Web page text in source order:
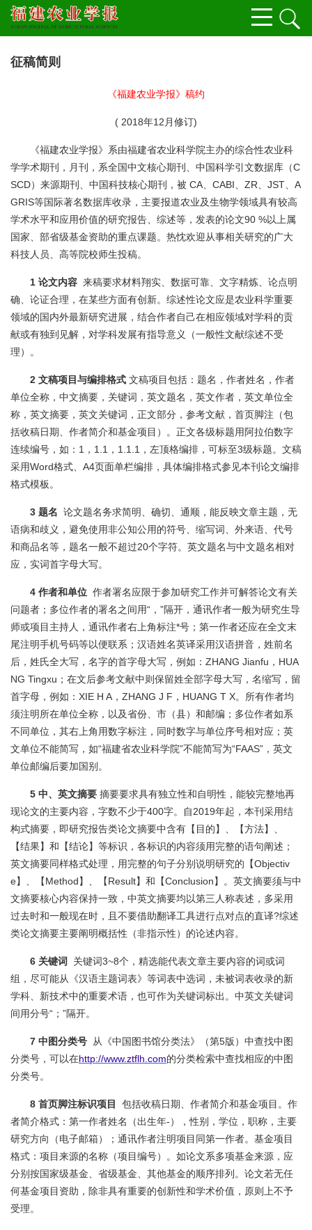
征稿简则
《福建农业学报》稿约
( 2018年12月修订)
《福建农业学报》系由福建省农业科学院主办的综合性农业科
学学术期刊，月刊，系全国中文核心期刊、中国科学引文数据库（C
SCD）来源期刊、中国科技核心期刊，被 CA、CABI、ZR、JST、A
GRIS等国际著名数据库收录，主要报道农业及生物学领域具有较高
学术水平和应用价值的研究报告、综述等，发表的论文90 %以上属
国家、部省级基金资助的重点课题。热忱欢迎从事相关研究的广大
科技人员、高等院校师生投稿。
1 论文内容 来稿要求材料翔实、数据可靠、文字精炼、论点明
确、论证合理，在某些方面有创新。综述性论文应是农业科学重要
领域的国内外最新研究进展，结合作者自己在相应领域对学科的贡
献或有独到见解，对学科发展有指导意义（一般性文献综述不受
理）。
2 文稿项目与编排格式 文稿项目包括：题名，作者姓名，作者
单位全称，中文摘要，关键词，英文题名，英文作者，英文单位全
称，英文摘要，英文关键词，正文部分，参考文献，首页脚注（包
括收稿日期、作者简介和基金项目）。正文各级标题用阿拉伯数字
连续编号，如：1，1.1，1.1.1，左顶格编排，可标至3级标题。文稿
采用Word格式、A4页面单栏编排，具体编排格式参见本刊论文编排
格式模板。
3 题名 论文题名务求简明、确切、通顺，能反映文章主题，无
语病和歧义，避免使用非公知公用的符号、缩写词、外来语、代号
和商品名等，题名一般不超过20个字符。英文题名与中文题名相对
应，实词首字母大写。
4 作者和单位 作者署名应限于参加研究工作并可解答论文有关
问题者；多位作者的署名之间用“，”隔开，通讯作者一般为研究生导
师或项目主持人，通讯作者右上角标注*号；第一作者还应在全文末
尾注明手机号码等以便联系；汉语姓名英译采用汉语拼音，姓前名
后，姓氏全大写，名字的首字母大写，例如：ZHANG Jianfu，HUA
NG Tingxu；在文后参考文献中则保留姓全部字母大写，名缩写，留
首字母，例如：XIE H A，ZHANG J F，HUANG T X。所有作者均
须注明所在单位全称，以及省份、市（县）和邮编；多位作者如系
不同单位，其右上角用数字标注，同时数字与单位序号相对应；英
文单位不能简写，如“福建省农业科学院”不能简写为“FAAS”，英文
单位邮编后要加国别。
5 中、英文摘要 摘要要求具有独立性和自明性，能较完整地再
现论文的主要内容，字数不少于400字。自2019年起，本刊采用结
构式摘要，即研究报告类论文摘要中含有【目的】、【方法】、
【结果】和【结论】等标识，各标识的内容须用完整的语句阐述；
英文摘要同样格式处理，用完整的句子分别说明研究的【Objectiv
e】、【Method】、【Result】和【Conclusion】。英文摘要须与中
文摘要核心内容保持一致，中英文摘要均以第三人称表述，多采用
过去时和一般现在时，且不要借助翻译工具进行点对点的直译?综述
类论文摘要主要阐明概括性（非指示性）的论述内容。
6 关键词
关键词3~8个，精选能代表文章主要内容的词或词
组，尽可能从《汉语主题词表》等词表中选词，未被词表收录的新
学科、新技术中的重要术语，也可作为关键词标出。中英文关键词
间用分号“；”隔开。
7 中图分类号 从《中国图书馆分类法》（第5版）中查找中图
分类号，可以在http://www.ztflh.com的分类检索中查找相应的中图
分类号。
8 首页脚注标识项目
包括收稿日期、作者简介和基金项目。作
者简介格式：第一作者姓名（出生年-），性别，学位，职称，主要
研究方向（电子邮箱）；通讯作者注明项目同第一作者。基金项目
格式：项目来源的名称（项目编号）。如论文系多项基金来源，应
分别按国家级基金、省级基金、其他基金的顺序排列。论文若无任
何基金项目资助，除非具有重要的创新性和学术价值，原则上不予
受理。